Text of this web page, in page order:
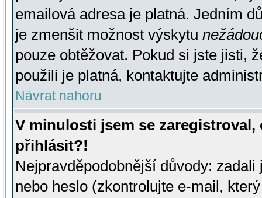
emailová adresa je platná. Jedním
je zmenšit možnost výskytu
pouze obtěžovat. Pokud si jste jisti,
použili je platná, kontaktujte
Návrat nahoru
V minulosti jsem se
přihlásit?!
Nejpravděpodobnější důvody:
nebo heslo (zkontrolujte e-mail,